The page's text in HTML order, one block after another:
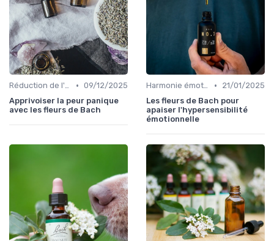
Réduction de l'anxiété • 09/12/2025
Apprivoiser la peur panique
avec les fleurs de Bach
Harmonie émotionnelle •
21/01/2025
Les fleurs de Bach pour
apaiser l'hypersensibilité
émotionnelle